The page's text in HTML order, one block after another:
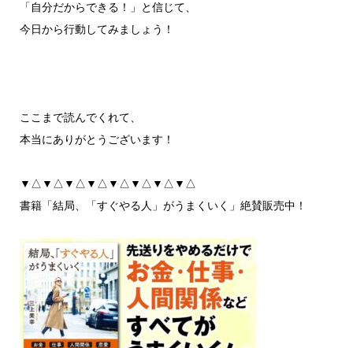
「自分だからできる！」と信じて、
今日から行動してみましょう！
ここまで読んでくれて、
本当にありがとうございます！
▼△▼△▼△▼△▼△▼△▼△▼△
書籍「結局、「すぐやる人」がうまくいく」絶賛販売中！